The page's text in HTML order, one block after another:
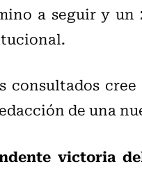
a seguir y un
consultados
de una
victoria